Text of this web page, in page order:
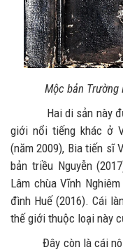
Mộc bản Trường
Hai di sản này
giới nổi tiếng khác ở
(năm 2009), Bia tiến sĩ
bản triều Nguyễn
Lâm chùa Vĩnh
đình Huế (2016). Cái
thế giới thuộc loại này
Đây còn là cái nôi